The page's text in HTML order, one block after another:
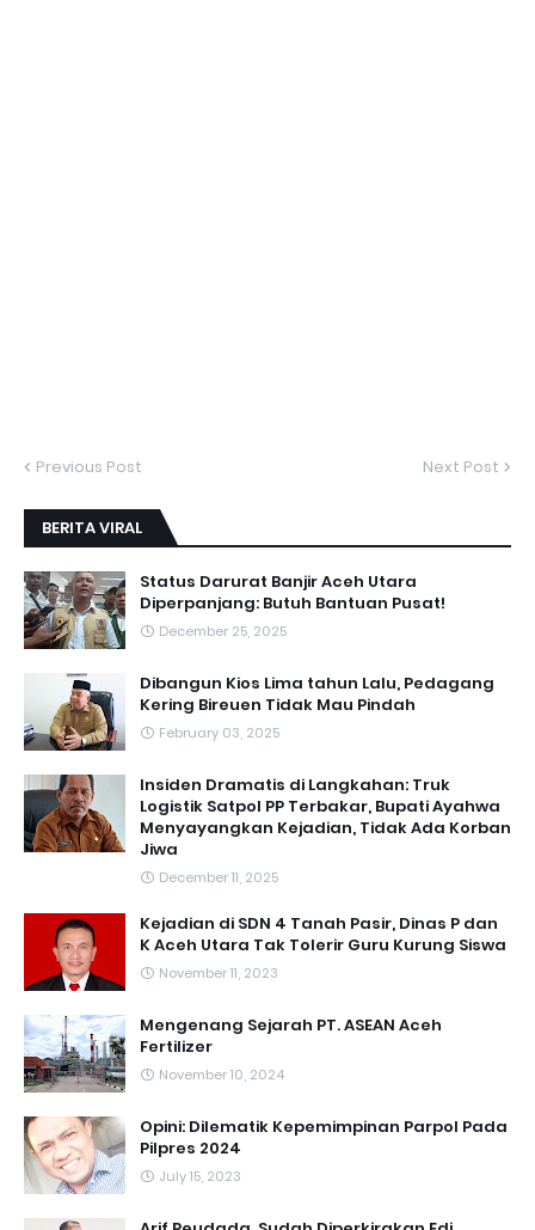
Previous Post Next Post
BERITA VIRAL
Status Darurat Banjir Aceh Utara
Diperpanjang: Butuh Bantuan Pusat!
December 25, 2025
Dibangun Kios Lima tahun Lalu, Pedagang
Kering Bireuen Tidak Mau Pindah
February 03, 2025
Insiden Dramatis di Langkahan: Truk
Logistik Satpol PP Terbakar, Bupati Ayahwa
Menyayangkan Kejadian, Tidak Ada Korban
Jiwa
December 11, 2025
Kejadian di SDN 4 Tanah Pasir, Dinas P dan
K Aceh Utara Tak Tolerir Guru Kurung Siswa
November 11, 2023
Mengenang Sejarah PT. ASEAN Aceh
Fertilizer
November 10, 2024
Opini: Dilematik Kepemimpinan Parpol Pada
Pilpres 2024
July 15, 2023